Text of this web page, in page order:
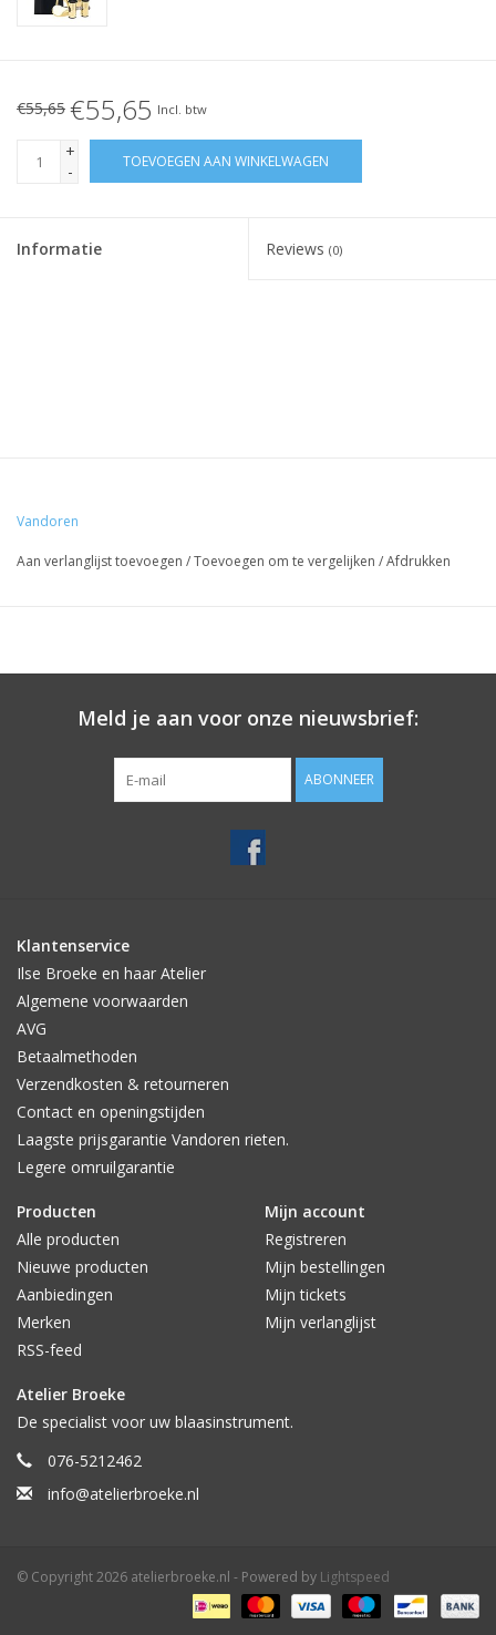
€55,65 €55,65 Incl. btw
+
-
TOEVOEGEN AAN WINKELWAGEN
Informatie Reviews (0)
Vandoren
Aan verlanglijst toevoegen /Toevoegen om te vergelijken /Afdrukken
Meld je aan voor onze nieuwsbrief:
ABONNEER
Klantenservice
Ilse Broeke en haar Atelier
Algemene voorwaarden
AVG
Betaalmethoden
Verzendkosten & retourneren
Contact en openingstijden
Laagste prijsgarantie Vandoren rieten.
Legere omruilgarantie
Producten
Alle producten
Nieuwe producten
Aanbiedingen
Merken
RSS-feed
Mijn account
Registreren
Mijn bestellingen
Mijn tickets
Mijn verlanglijst
Atelier Broeke
De specialist voor uw blaasinstrument.
076-5212462
info@atelierbroeke.nl
© Copyright 2026 atelierbroeke.nl - Powered by Lightspeed